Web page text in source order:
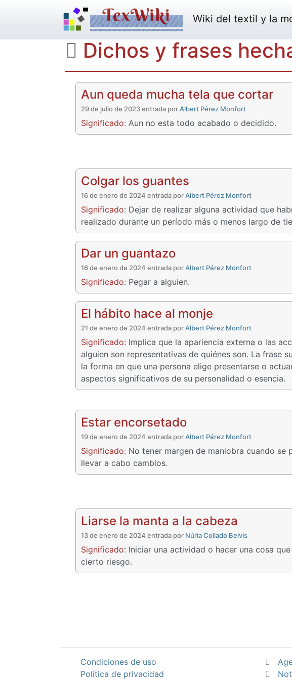
Wiki del textil y la
Ves al inicio Muestra Crea Empresa
Dichos y frases
Aun queda mucha tela que cortar
29 de julio de 2023 entrada porAlbert Pérez Monfort
Significado: Aun no esta todo acabado o decidido.
Colgar los guantes
16 de enero de 2024 entrada porAlbert Pérez Monfort
Significado: Dejar de realizar alguna actividad que
realizado durante un período más o menos largo de
Dar un guantazo
16 de enero de 2024 entrada porAlbert Pérez Monfort
Significado: Pegar a alguien.
El hábito hace al monje
21 de enero de 2024 entrada porAlbert Pérez Monfort
Significado: Implica que la apariencia externa o las
alguien son representativas de quiénes son. La frase
la forma en que una persona elige presentarse o
aspectos significativos de su personalidad o esencia.
Estar encorsetado
19 de enero de 2024 entrada porAlbert Pérez Monfort
Significado: No tener margen de maniobra cuando se
llevar a cabo cambios.
Liarse la manta a la cabeza
13 de enero de 2024 entrada por Núria Collado Belvis
Significado: Iniciar una actividad o hacer una cosa
cierto riesgo.
Condiciones de uso
Política de privacidad